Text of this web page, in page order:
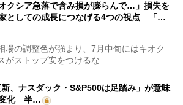
オクシア急落で含み損が膨らんで…」損失を
としての成長につなげる4つの視点 「…
の調整色が強まり、7月中旬にはキオク
がストップ安をつけるな…
新、ナスダック・S&P500は足踏み」が意味
変化 半…